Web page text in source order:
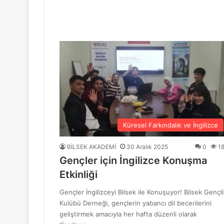
10 Haziran 2026
BİLSEK Türk Sanat Müziği Korosu
4 Haziran 2026
“Sevda ve Nostalji Yolculuğu”
18 Mayıs 2026
GENÇ YÜREKLER ŞİİRLE BULUŞTU
6 Mayıs 2026
Küresel Farkındalık ve İngilizce
BİLSEK AKADEMİ 30 Aralık 2025 0
Gençler için İngilizce Konuşma
Etkinliği
Gençler İngilizceyi Bilsek ile Konuşuyor! Bilsek
Kulübü Derneği, gençlerin yabancı dil becerilerini
geliştirmek amacıyla her hafta düzenli olarak